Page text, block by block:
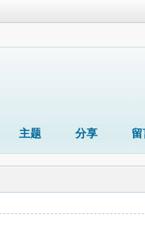
主题 分享 留